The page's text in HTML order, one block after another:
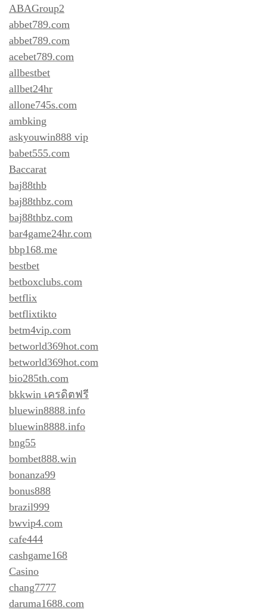
ABAGroup2
abbet789.com
abbet789.com
acebet789.com
allbestbet
allbet24hr
allone745s.com
ambking
askyouwin888 vip
babet555.com
Baccarat
baj88thb
baj88thbz.com
baj88thbz.com
bar4game24hr.com
bbp168.me
bestbet
betboxclubs.com
betflix
betflixtikto
betm4vip.com
betworld369hot.com
betworld369hot.com
bio285th.com
bkkwin เครดิตฟรี
bluewin8888.info
bluewin8888.info
bng55
bombet888.win
bonanza99
bonus888
brazil999
bwvip4.com
cafe444
cashgame168
Casino
chang7777
daruma1688.com